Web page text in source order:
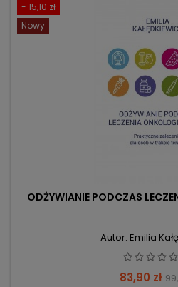
- 15,10 zł
Nowy
ODŻYWIANIE PODCZAS
Autor: Emilia
Cena
83,90 zł